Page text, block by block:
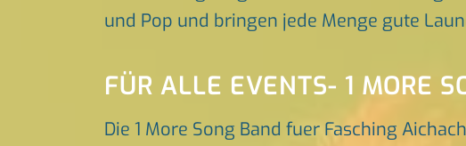
und Pop und bringen jede Menge gute
FÜR ALLE EVENTS- 1 MORE
Die 1 More Song Band fuer Fasching